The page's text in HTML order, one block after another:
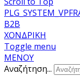
B2B
ΧΟΝΔΡΙΚΗ
Toggle menu
ΜΕΝΟΥ
Αναζήτηση...